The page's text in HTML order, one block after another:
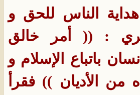
الناس للحق و
: (( أمر خالق
باتباع الإسلام و
الأديان )) فقرأ